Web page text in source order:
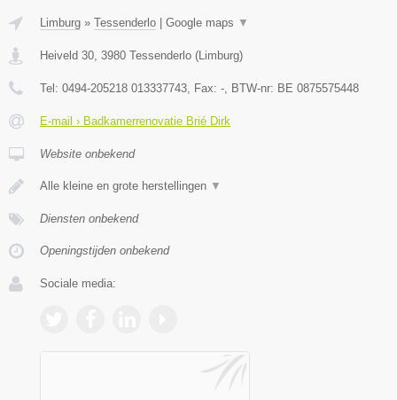
Limburg » Tessenderlo Google maps ▼
Heiveld 30 3980 Tessenderlo ( Limburg)
Tel: 0494-205218 013337743 , Fax: - , BTW-nr: BE 0875575448
E-mail › Badkamerrenovatie Brié Dirk
Website onbekend
Alle kleine en grote herstellingen ▼
Diensten onbekend
Openingstijden onbekend
Sociale media: